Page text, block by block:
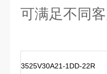
可满足不同
3525V30A21-1DD-22R